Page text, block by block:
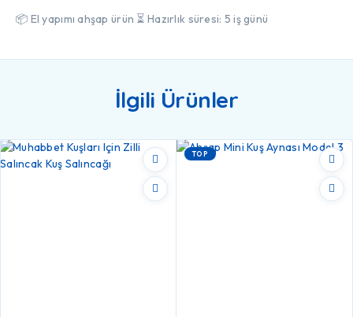
📦 El yapımı ahşap ürün ⏳ Hazırlık süresi: 5 iş günü
İlgili Ürünler
TOP